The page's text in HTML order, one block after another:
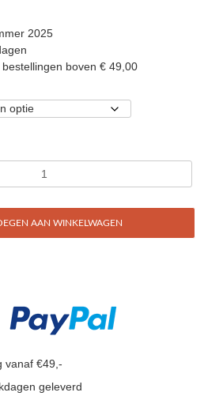
2025
boven € 49,00
AAN WINKELWAGEN
vanaf €49,-
geleverd